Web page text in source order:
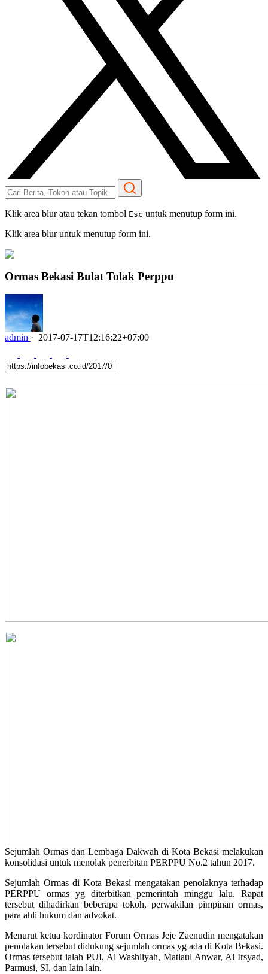
Klik area blur atau tekan tombol Esc untuk menutup form ini.
Klik area blur untuk menutup form ini.
Ormas Bekasi Bulat Tolak Perppu
admin · 2017-07-17T12:16:22+07:00
Sejumlah Ormas dan Lembaga Dakwah di Kota Bekasi melakukan
konsolidasi untuk menolak penerbitan PERPPU No.2 tahun 2017.
Sejumlah Ormas di Kota Bekasi mengatakan penolaknya terhadap
PERPPU ormas yg diterbitkan pemerintah minggu lalu. Rapat
tersebut dihadirkan beberapa tokoh, perwakilan pimpinan ormas,
para ahli hukum dan advokat.
Menurut ketua kordinator Forum Ormas Jeje Zaenudin mengatakan
penolakan tersebut didukung sejumlah ormas yg ada di Kota Bekasi.
Ormas tersebut ialah PUI, Al Washliyah, Matlaul Anwar, Al Irsyad,
Parmusi, SI, dan lain lain.